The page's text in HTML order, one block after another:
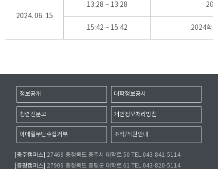
2024. 06. 15
13:28 ~ 13:28
15:42 ~ 15:42 2024학
정보공개 대학정보공시
청렴신문고 개인정보처리방침
이메일무단수집거부 조직/직원안내
[충주캠퍼스]
27469 충청북도 충주시 대학로 50 TEL.043-841-5114
[증평캠퍼스]
27909 충청북도 증평군 대학로 61 TEL.043-820-5114